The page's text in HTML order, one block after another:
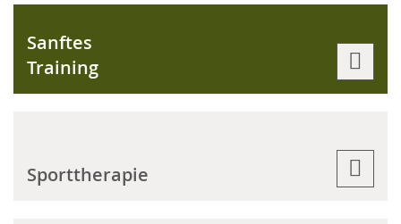
Sanftes
Training
Sporttherapie